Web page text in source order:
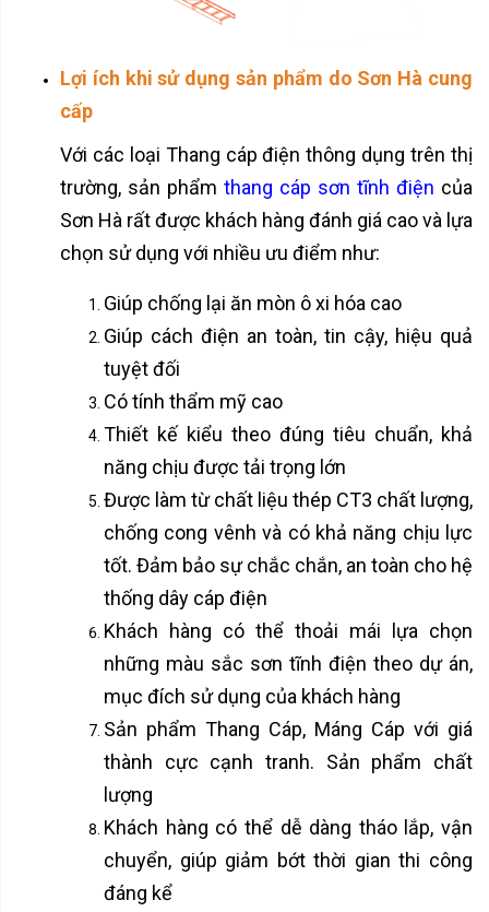
Lợi ích khi sử dụng sản phẩm do Sơn Hà cung
cấp
Với các loại Thang cáp điện thông dụng trên thị
trường, sản phẩm thang cáp sơn tĩnh điện của
Sơn Hà rất được khách hàng đánh giá cao và lựa
chọn sử dụng với nhiều ưu điểm như:
Giúp chống lại ăn mòn ô xi hóa cao
Giúp cách điện an toàn, tin cậy, hiệu quả
tuyệt đối
Có tính thẩm mỹ cao
Thiết kế kiểu theo đúng tiêu chuẩn, khả
năng chịu được tải trọng lớn
Được làm từ chất liệu thép CT3 chất lượng,
chống cong vênh và có khả năng chịu lực
tốt. Đảm bảo sự chắc chắn, an toàn cho hệ
thống dây cáp điện
Khách hàng có thể thoải mái lựa chọn
những màu sắc sơn tĩnh điện theo dự án,
mục đích sử dụng của khách hàng
Sản phẩm Thang Cáp, Máng Cáp với giá
thành cực cạnh tranh. Sản phẩm chất
lượng
Khách hàng có thể dễ dàng tháo lắp, vận
chuyển, giúp giảm bớt thời gian thi công
đáng kể